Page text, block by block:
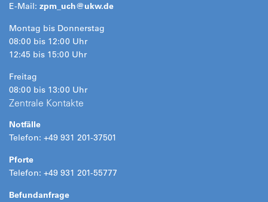
E-Mail: zpm_uch@ukw.de
Montag bis Donnerstag
08:00 bis 12:00 Uhr
12:45 bis 15:00 Uhr
Freitag
08:00 bis 13:00 Uhr
Zentrale Kontakte
Notfälle
Telefon: +49 931 201-37501
Pforte
Telefon: +49 931 201-55777
Befundanfrage